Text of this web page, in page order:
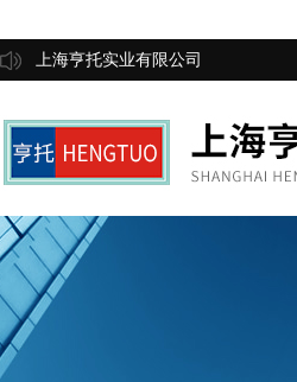
上海亨托实业有限公司